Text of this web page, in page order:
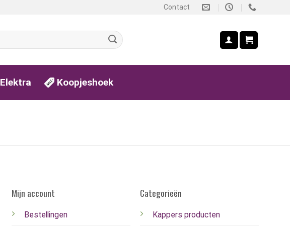
Contact
Elektra Koopjeshoek
Mijn account
Bestellingen
Categorieën
Kappers producten